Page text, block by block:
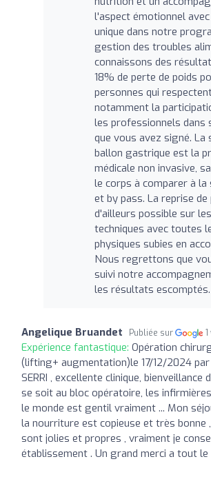
l'aspect émotionnel
unique dans notre
gestion des troubles
connaissons des
18% de perte de poids
personnes qui
notamment la
les professionnels dans
que vous avez signé. La
ballon gastrique est la
médicale non invasive,
le corps à comparer à la
et by pass. La reprise
d'ailleurs possible sur
techniques avec toutes
physiques subies en
Nous regrettons que
suivi notre
les résultats
Angelique Bruandet Publiée sur
Expérience fantastique: Opération
(lifting+ augmentation)le 17/12/2024
SERRI , excellente clinique, bienveillance
se soit au bloc opératoire, les
le monde est gentil vraiment ... Mon
la nourriture est copieuse et très bonne
sont jolies et propres , vraiment je
établissement . Un grand merci a tout